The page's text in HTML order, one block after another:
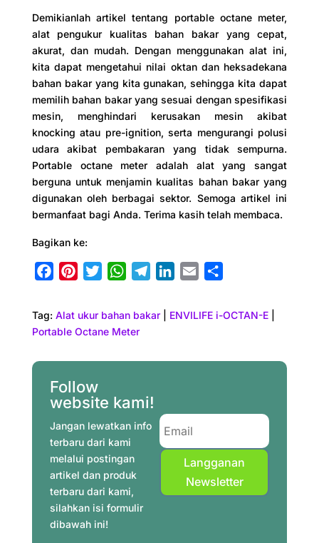
Demikianlah artikel tentang portable octane meter,
alat pengukur kualitas bahan bakar yang cepat,
akurat, dan mudah. Dengan menggunakan alat ini,
kita dapat mengetahui nilai oktan dan heksadekana
bahan bakar yang kita gunakan, sehingga kita dapat
memilih bahan bakar yang sesuai dengan spesifikasi
mesin, menghindari kerusakan mesin akibat
knocking atau pre-ignition, serta mengurangi polusi
udara akibat pembakaran yang tidak sempurna.
Portable octane meter adalah alat yang sangat
berguna untuk menjamin kualitas bahan bakar yang
digunakan oleh berbagai sektor. Semoga artikel ini
bermanfaat bagi Anda. Terima kasih telah membaca.
Bagikan ke:
c
e
o
o
k
n
t
r
e
s
i
t
e
W
t
A
p
r
m
n
d
a
a
Tag: Alat ukur bahan bakar| ENVILIFE i-OCTAN-E|
Portable Octane Meter
Follow
website kami!
Jangan lewatkan info
terbaru dari kami
melalui postingan
artikel dan produk
terbaru dari kami,
silahkan isi formulir
dibawah ini!
Langganan
Newsletter